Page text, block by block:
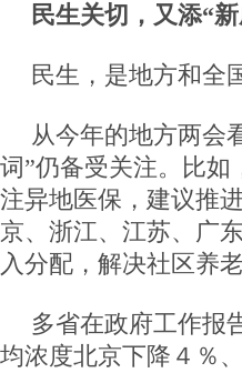
民生关切，又添“
民生，是地方和全
从今年的地方两会
词”仍备受关注。比
注异地医保，建议推
京、浙江、江苏、广
入分配，解决社区养
多省在政府工作报
均浓度北京下降４％